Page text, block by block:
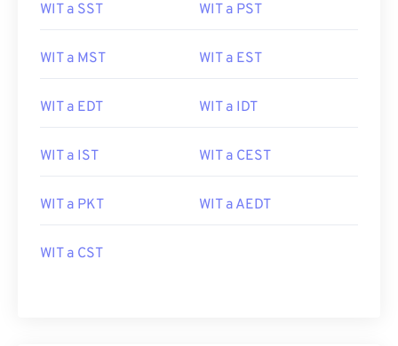
WIT a SST WIT a PST
WIT a MST WIT a EST
WIT a EDT WIT a IDT
WIT a IST WIT a CEST
WIT a PKT WIT a AEDT
WIT a CST